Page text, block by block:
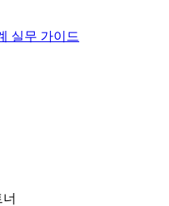
실무 가이드